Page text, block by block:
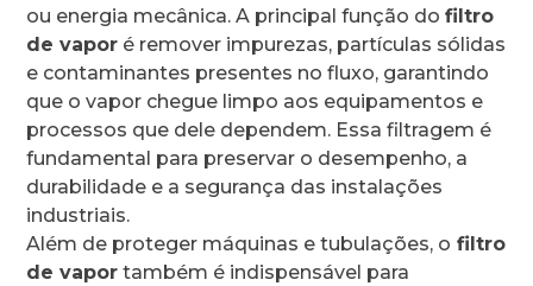
ou energia mecânica. A principal função dofiltro
de vapor é remover impurezas, partículas sólidas
e contaminantes presentes no fluxo, garantindo
que o vapor chegue limpo aos equipamentos e
processos que dele dependem. Essa filtragem é
fundamental para preservar o desempenho, a
durabilidade e a segurança das instalações
industriais.
Além de proteger máquinas e tubulações, o filtro
de vapor também é indispensável para